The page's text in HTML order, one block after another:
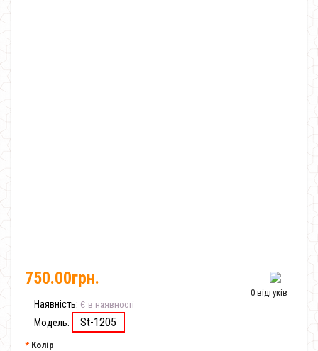
0 відгуків
750.00грн.
Наявність: Є в наявності
Модель: St-1205
Колір